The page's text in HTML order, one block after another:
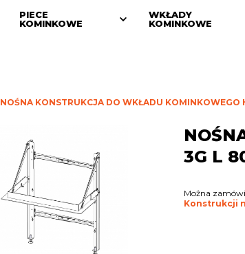
PIECE
KOMINKOWE
WKŁADY
KOMINKOWE
NOŚNA KONSTRUKCJA DO WKŁADU KOMINKOWEGO
3G L
Można
Konstrukcji